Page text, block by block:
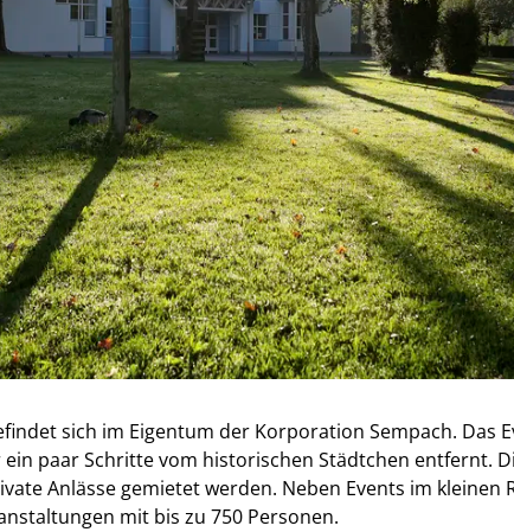
sich im Eigentum der Korporation Sempach. Das
paar Schrit­te vom his­to­ri­schen Städt­chen ent­fernt.
An­läs­se gemietet werden. Neben Events im klei­nen
mit bis zu 750 Personen.